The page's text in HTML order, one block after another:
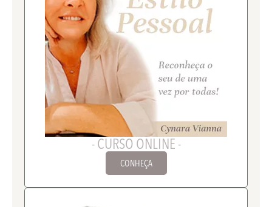
- CURSO ONLINE -
CONHEÇA